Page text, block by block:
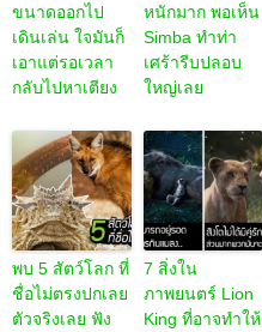
ขนาดออกไป
เดินเล่น ใจมันก็
เอาแต่รอเวลา
กลับไปหาเตียง
หนักมาก พอเห็น
Simba ทำท่า
เศร้ารีบปลอบ
ใหญ่เลย
พบ 5 สัตว์โลก ที่
ชื่อไม่ตรงปกเลย
ตัวจริงเลย ฟัง
7 สิ่งใน
ภาพยนตร์ Lion
King ที่อาจทำให้